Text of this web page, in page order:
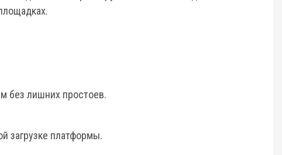
без лишних простоев.
загрузке платформы.